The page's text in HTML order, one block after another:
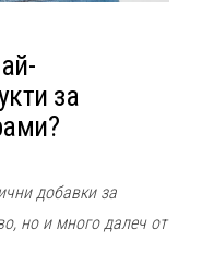
за
добавки за
но и много далеч от